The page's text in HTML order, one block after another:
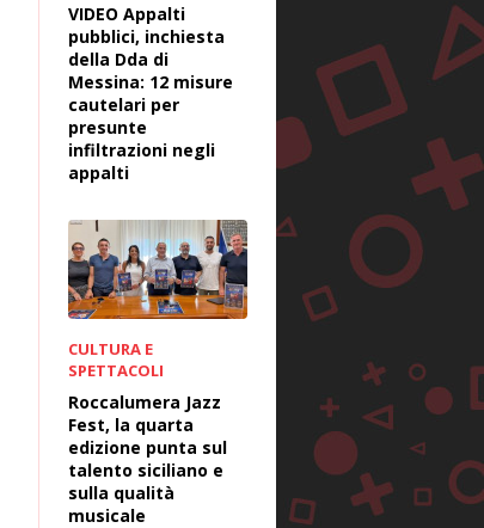
VIDEO Appalti
pubblici, inchiesta
della Dda di
Messina: 12 misure
cautelari per
presunte
infiltrazioni negli
appalti
CULTURA E
SPETTACOLI
Roccalumera Jazz
Fest, la quarta
edizione punta sul
talento siciliano e
sulla qualità
musicale